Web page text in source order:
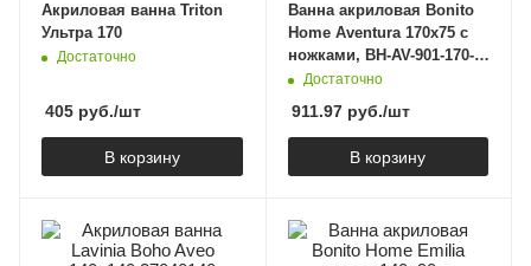
Акриловая ванна Triton
Ультра 170
Достаточно
405 руб./шт
В корзину
Ванна акриловая Bonito
Home Aventura 170х75 с
ножками, BH-AV-901-170-
75/St
Достаточно
911.97руб./шт
В корзину